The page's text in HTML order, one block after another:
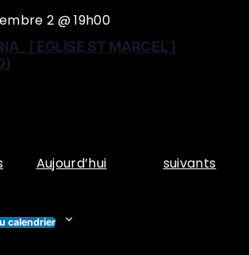
[ EGLISE ST MARCEL ]
2 @ 19h00
Aujourd’hui Évènements
suivants
calendrier